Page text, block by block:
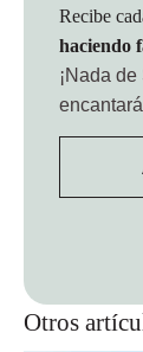
Otros
Recibe
haciendo
¡Nada de